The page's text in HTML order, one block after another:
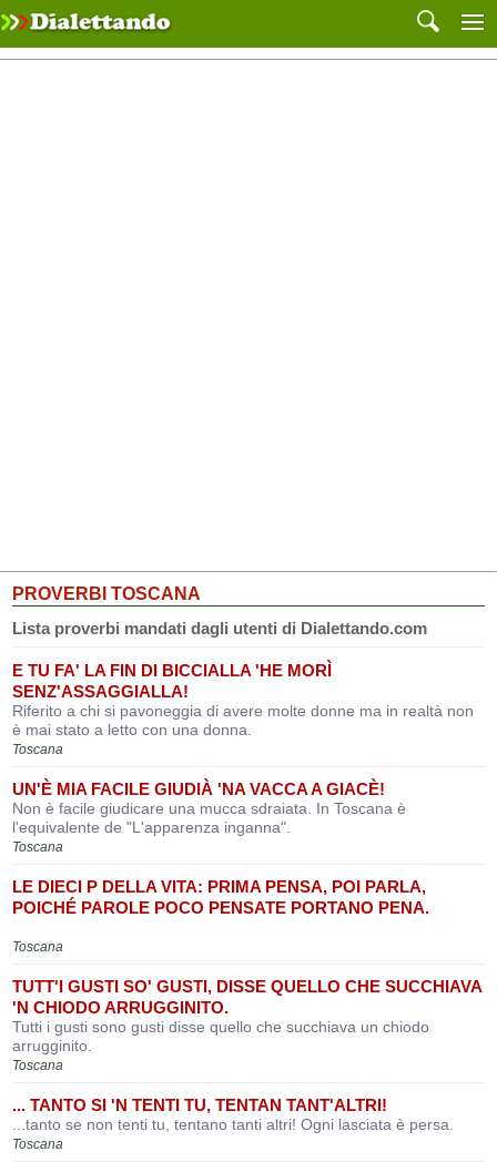
PROVERBI TOSCANA
Lista proverbi mandati dagli utenti di Dialettando.com
E TU FA' LA FIN DI BICCIALLA 'HE MORÌ
SENZ'ASSAGGIALLA!
Riferito a chi si pavoneggia di avere molte donne ma in realtà non
è mai stato a letto con una donna.
Toscana
UN'È MIA FACILE GIUDIÀ 'NA VACCA A GIACÈ!
Non è facile giudicare una mucca sdraiata. In Toscana è
l'equivalente de "L'apparenza inganna".
Toscana
LE DIECI P DELLA VITA: PRIMA PENSA, POI PARLA,
POICHÉ PAROLE POCO PENSATE PORTANO PENA.
Toscana
TUTT'I GUSTI SO' GUSTI, DISSE QUELLO CHE SUCCHIAVA
'N CHIODO ARRUGGINITO.
Tutti i gusti sono gusti disse quello che succhiava un chiodo
arrugginito.
Toscana
... TANTO SI 'N TENTI TU, TENTAN TANT'ALTRI!
...tanto se non tenti tu, tentano tanti altri! Ogni lasciata è persa.
Toscana